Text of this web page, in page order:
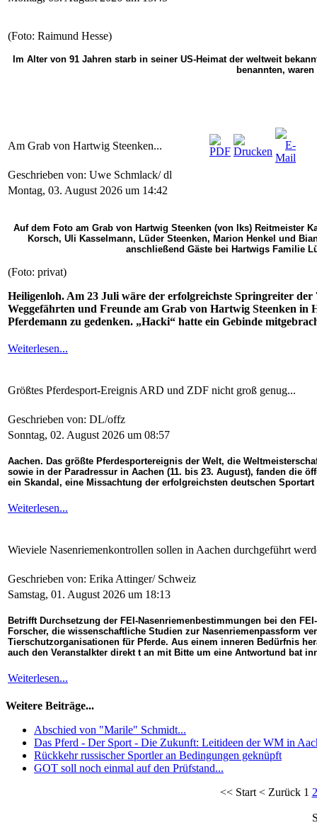
(Foto: Raimund Hesse)
Im Alter von 91 Jahren starb in seiner US-Heimat der weltweit
benannten,
Am Grab von Hartwig Steenken...
Geschrieben von: Uwe Schmlack/ dl
Montag, 03. August 2026 um 14:42
Auf dem Foto am Grab von Hartwig Steenken (von lks) Reitmeister
Korsch, Uli Kasselmann, Lüder Steenken, Marion Henkel und
anschließend Gäste bei Hartwigs Familie
(Foto: privat)
Heiligenloh. Am 23 Juli wäre der erfolgreichste Springreiter der
Weggefährten und Freunde am Grab von Hartwig Steenken
Pferdemann zu gedenken. „Hacki“ hatte ein Gebinde
Weiterlesen...
Größtes Pferdesport-Ereignis ARD und ZDF nicht groß genug...
Geschrieben von: DL/offz
Sonntag, 02. August 2026 um 08:57
Aachen. Das größte Pferdesportereignis der Welt, die
sowie in der Paradressur in Aachen (11. bis 23. August), fanden die
ein Skandal, eine Missachtung der erfolgreichsten deutschen
Weiterlesen...
Wieviele Nasenriemenkontrollen sollen in Aachen durchgeführt
Geschrieben von: Erika Attinger/ Schweiz
Samstag, 01. August 2026 um 18:13
Betrifft Durchsetzung der FEI-Nasenriemenbestimmungen bei den
Forscher, die wissenschaftliche Studien zur Nasenriemenpassform
Tierschutzorganisationen für Pferde. Aus einem inneren Bedürfnis
auch den Veranstalkter direkt t an mit Bitte um eine Antwortund bat
Weiterlesen...
Weitere Beiträge...
Abschied von "Marile" Schmidt...
Das Pferd - Der Sport - Die Zukunft: Leitideen der WM in
Rückkehr russischer Sportler an Bedingungen geknüpft
GOT soll noch einmal auf den Prüfstand...
<< Start< Zurück 1 2